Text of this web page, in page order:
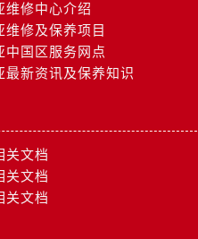
维修中心介绍
维修及保养项目
中国区服务网点
最新资讯及保养知识
关文档
关文档
关文档